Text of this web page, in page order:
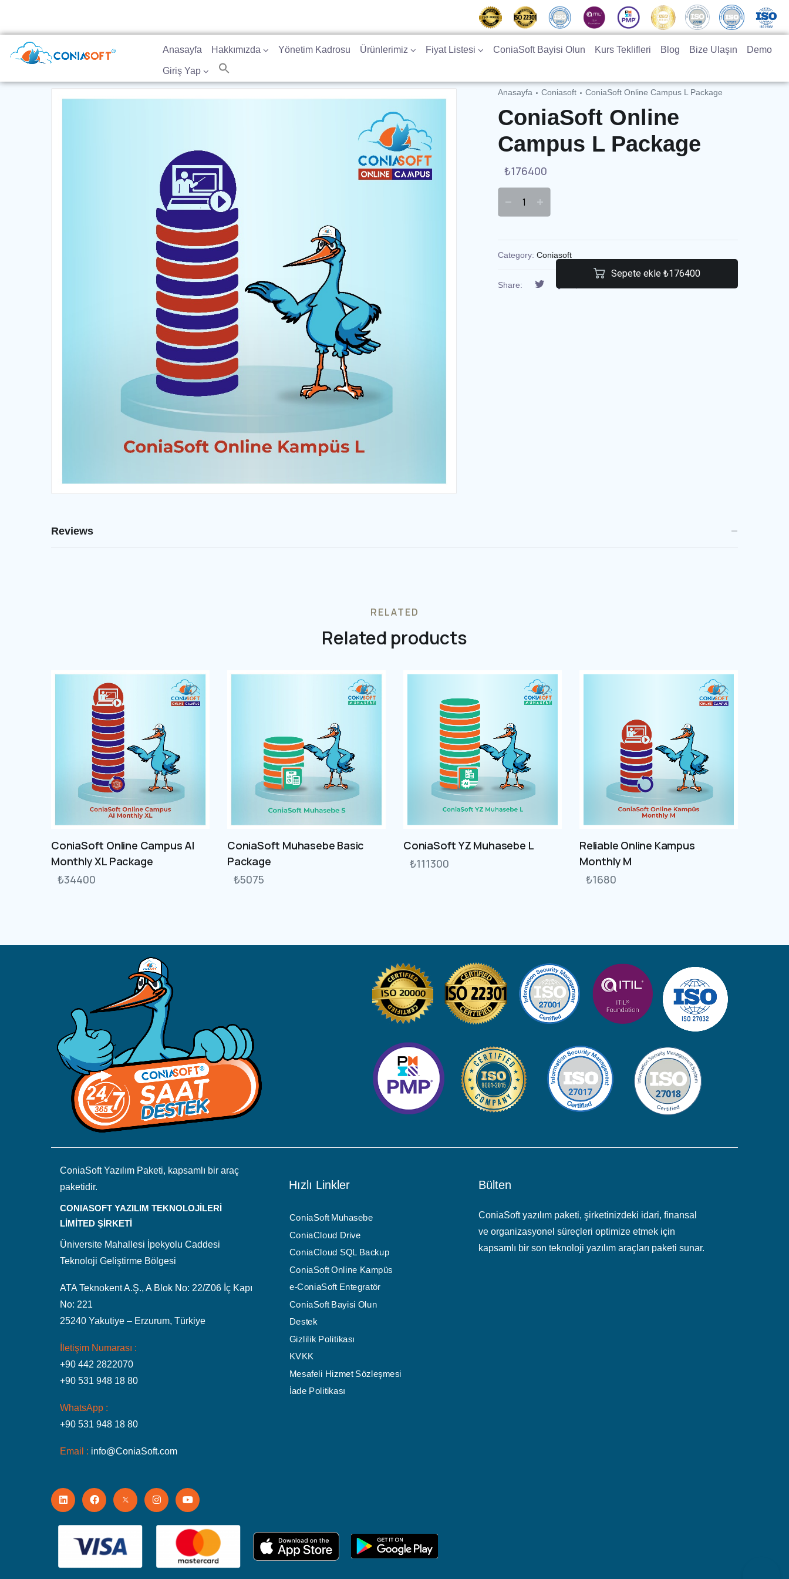
Anasayfa Hakkımızda Yönetim Kadrosu Ürünlerimiz Fiyat Listesi ConiaSoft Bayisi Olun Kurs Teklifleri Blog Bize Ulaşın Demo
Giriş Yap
Anasayfa Coniasoft ConiaSoft Online Campus L Package
ConiaSoft Online
Campus L Package
₺176400
Sepete ekle ₺176400
Category: Coniasoft
Share:
Reviews
RELATED
Related products
ConiaSoft Online Campus AI
Monthly XL Package
₺34400
ConiaSoft Muhasebe Basic
Package
₺5075
ConiaSoft YZ Muhasebe L
₺111300
Reliable Online Kampus
Monthly M
₺1680
ConiaSoft Yazılım Paketi, kapsamlı bir araç
paketidir.
CONIASOFT YAZILIM TEKNOLOJİLERİ
LİMİTED ŞİRKETİ
Üniversite Mahallesi İpekyolu Caddesi
Teknoloji Geliştirme Bölgesi
ATA Teknokent A.Ş., A Blok No: 22/Z06 İç Kapı
No: 221
25240 Yakutiye – Erzurum, Türkiye
İletişim Numarası :
+90 442 2822070
+90 531 948 18 80
WhatsApp :
+90 531 948 18 80
Email : info@ConiaSoft.com
Hızlı Linkler
ConiaSoft Muhasebe
ConiaCloud Drive
ConiaCloud SQL Backup
ConiaSoft Online Kampüs
e-ConiaSoft Entegratör
ConiaSoft Bayisi Olun
Destek
Gizlilik Politikası
KVKK
Mesafeli Hizmet Sözleşmesi
İade Politikası
Bülten
ConiaSoft yazılım paketi, şirketinizdeki idari, finansal
ve organizasyonel süreçleri optimize etmek için
kapsamlı bir son teknoloji yazılım araçları paketi sunar.